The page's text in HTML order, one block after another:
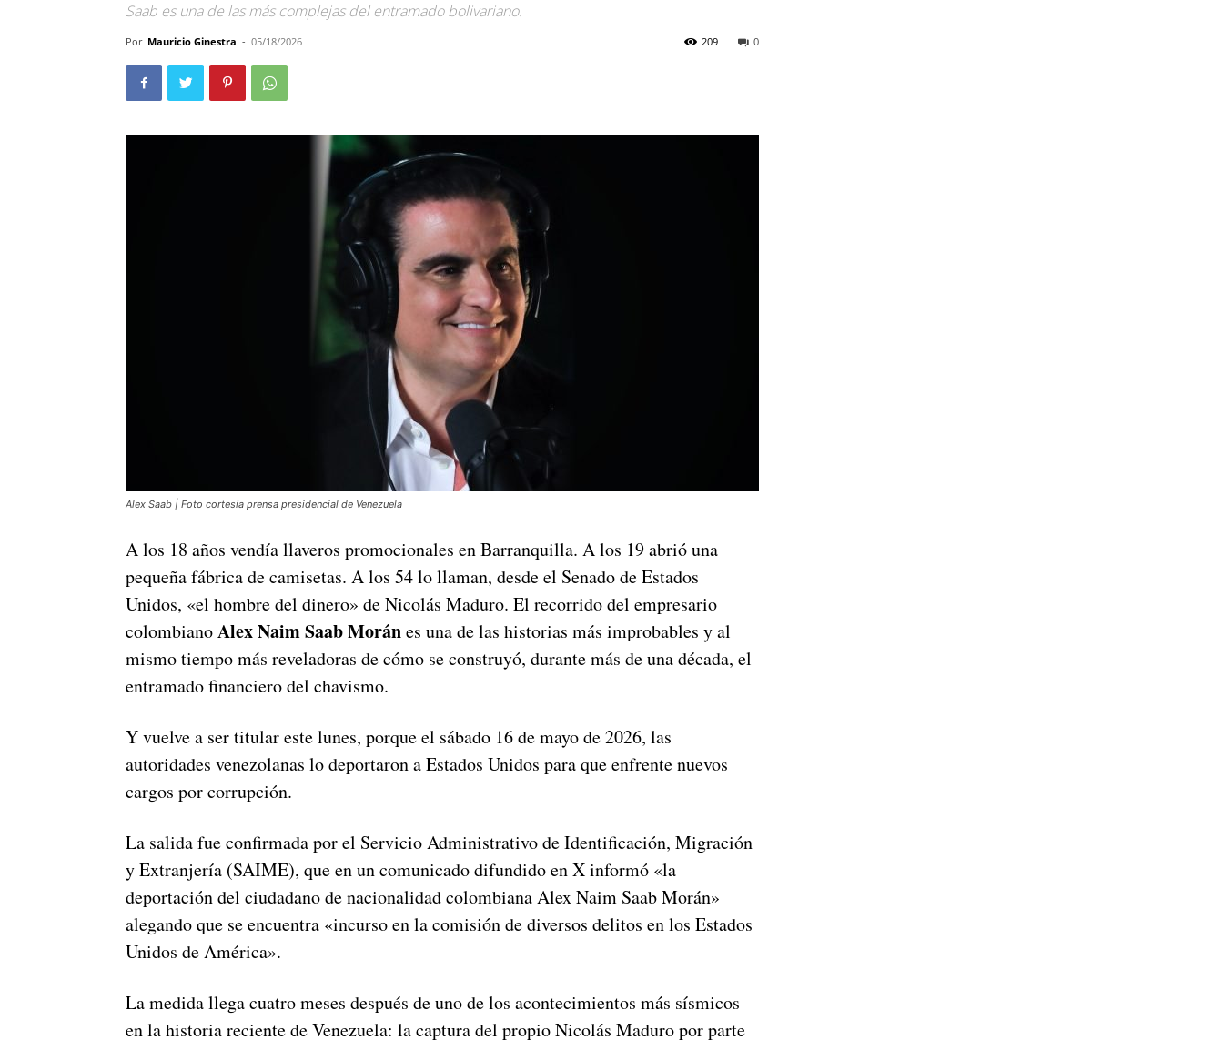
Saab es una de las más complejas del entramado bolivariano.
Por Mauricio Ginestra - 05/18/2026 0
209
Alex Saab | Foto cortesía prensa presidencial de Venezuela
A los 18 años vendía llaveros promocionales en Barranquilla. A los 19 abrió una
pequeña fábrica de camisetas. A los 54 lo llaman, desde el Senado de Estados
Unidos, «el hombre del dinero» de Nicolás Maduro. El recorrido del empresario
colombianoAlex Naim Saab Moránes una de las historias más improbables y al
mismo tiempo más reveladoras de cómo se construyó, durante más de una década, el
entramado financiero del chavismo.
Y vuelve a ser titular este lunes, porque el sábado 16 de mayo de 2026, las
autoridades venezolanas lo deportaron a Estados Unidos para que enfrente nuevos
cargos por corrupción.
La salida fue confirmada por el Servicio Administrativo de Identificación, Migración
y Extranjería (SAIME), que en un comunicado difundido en X informó «la
deportación del ciudadano de nacionalidad colombiana Alex Naim Saab Morán»
alegando que se encuentra «incurso en la comisión de diversos delitos en los Estados
Unidos de América».
La medida llega cuatro meses después de uno de los acontecimientos más sísmicos
en la historia reciente de Venezuela: la captura del propio Nicolás Maduro por parte